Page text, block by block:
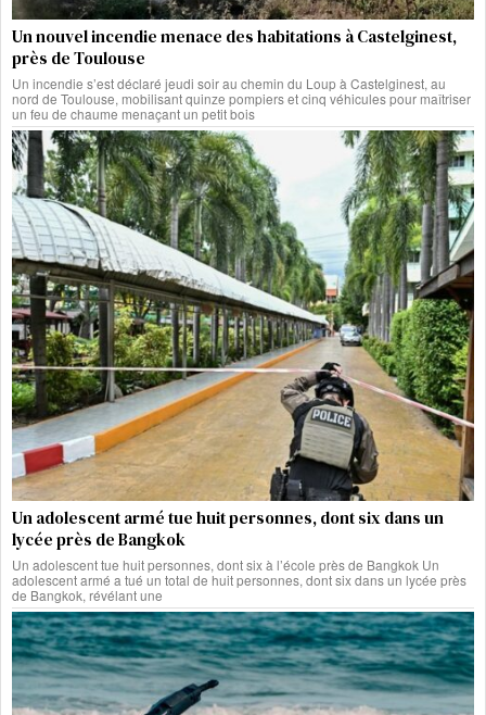
Un nouvel incendie menace des habitations à Castelginest,
près de Toulouse
Un incendie s’est déclaré jeudi soir au chemin du Loup à Castelginest, au
nord de Toulouse, mobilisant quinze pompiers et cinq véhicules pour maîtriser
un feu de chaume menaçant un petit bois
Un adolescent armé tue huit personnes, dont six dans un
lycée près de Bangkok
Un adolescent tue huit personnes, dont six à l’école près de Bangkok Un
adolescent armé a tué un total de huit personnes, dont six dans un lycée près
de Bangkok, révélant une